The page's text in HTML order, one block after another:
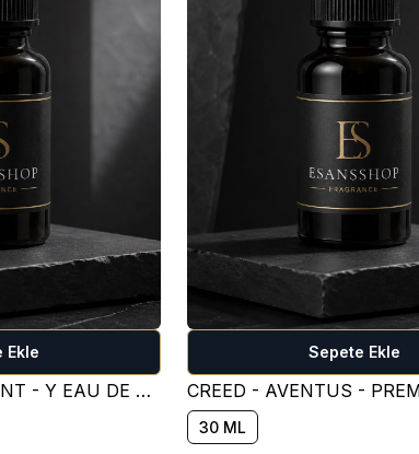
Ekle
YVES SAİNT LAURENT - Y EAU DE PARFUM PARFÜM ESANSI ( TATLI )
Sepete Ekle
30 ML